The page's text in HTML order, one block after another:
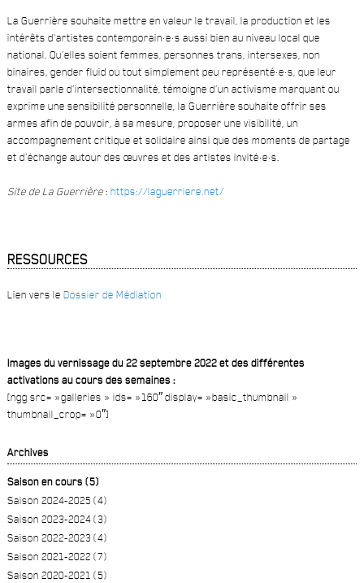
La Guerrière souhaite mettre en valeur le travail, la production et les
intérêts d’artistes contemporain·e·s aussi bien au niveau local que
national. Qu’elles soient femmes, personnes trans, intersexes, non
binaires, gender fluid ou tout simplement peu représenté·e·s, que leur
travail parle d’intersectionnalité, témoigne d’un activisme marquant ou
exprime une sensibilité personnelle, la Guerrière souhaite offrir ses
armes afin de pouvoir, à sa mesure, proposer une visibilité, un
accompagnement critique et solidaire ainsi que des moments de partage
et d’échange autour des œuvres et des artistes invité·e·s.
Site de La Guerrière: https://laguerriere.net/
RESSOURCES
Lien vers le Dossier de Médiation
Images du vernissage du 22 septembre 2022 et des différentes
activations au cours des semaines :
[ngg src= »galleries » ids= »160″ display= »basic_thumbnail »
thumbnail_crop= »0″]
Archives
Saison en cours (5)
Saison 2024-2025 (4)
Saison 2023-2024 (3)
Saison 2022-2023 (4)
Saison 2021-2022 (7)
Saison 2020-2021 (5)